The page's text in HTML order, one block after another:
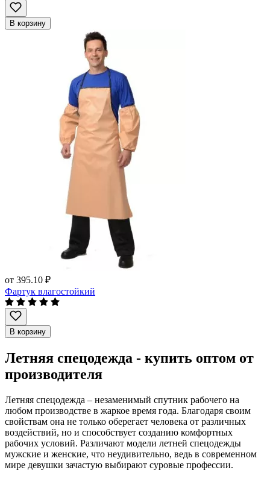
В корзину
от 395.10 ₽
Фартук влагостойкий
В корзину
Летняя спецодежда - купить оптом от
производителя
Летняя спецодежда – незаменимый спутник рабочего на
любом производстве в жаркое время года. Благодаря своим
свойствам она не только оберегает человека от различных
воздействий, но и способствует созданию комфортных
рабочих условий. Различают модели летней спецодежды
мужские и женские, что неудивительно, ведь в современном
мире девушки зачастую выбирают суровые профессии.